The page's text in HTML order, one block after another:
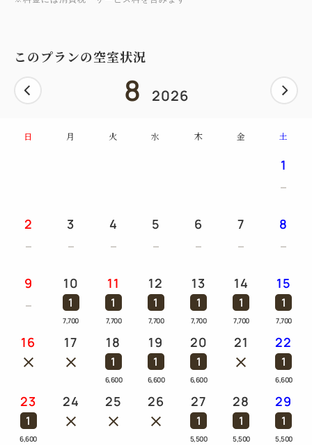
してください。
◆足裏マッサージ機 2台（無料）
(1)ご到着が13時をすぎる場合は必ずご連絡お願いし
ます。13時30分以降となる場合は、ご昼食がご用意
い。
(2)表示された料金には消費税、サービス料を含みま
このプランの空室状況
8 2026
日 月 火 水 木 金 土
1
2 3 4 5 6 7 8
9 10
1
7,700
11
1
7,700
12
1
7,700
13
1
7,700
14
1
7,700
15
1
7,700
16 17 18
1
6,600
19
1
6,600
20
1
6,600
21 22
1
6,600
23
1
6,600
24 25 26 27
1
5,500
28
1
5,500
29
1
5,500